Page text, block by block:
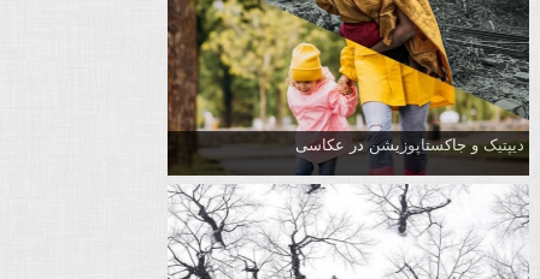
دیپتیک و جاکستا‌پوزیشن در عکاسی